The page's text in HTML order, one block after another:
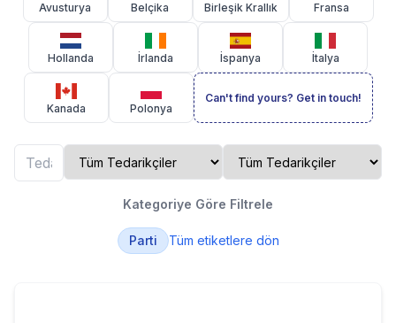
Avusturya Belçika Birleşik Krallık Fransa
Hollanda İrlanda İspanya İtalya
Kanada Polonya
Can't find yours? Get in touch!
Kategoriye Göre Filtrele
Parti Tüm etiketlere dön